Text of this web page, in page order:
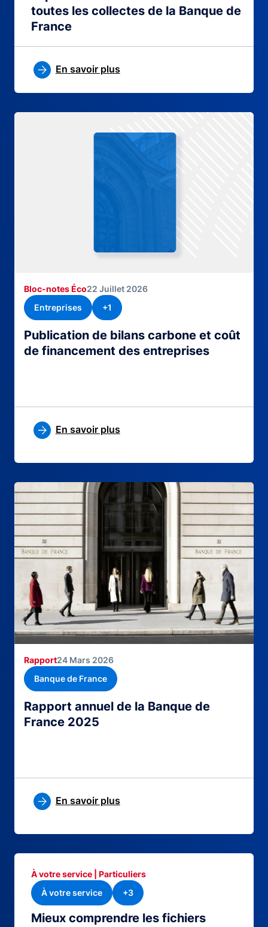
Publication de bilans carbone et coût
de financement des entreprises
Bloc-notes Éco22 Juillet 2026
Entreprises
+1
En savoir plus
toutes les collectes de la Banque de
France
En savoir plus
Rapport annuel de la Banque de
France 2025
Rapport24 Mars 2026
Banque de France
En savoir plus
Mieux comprendre les fichiers
À votre service | Particuliers
À votre service
+3